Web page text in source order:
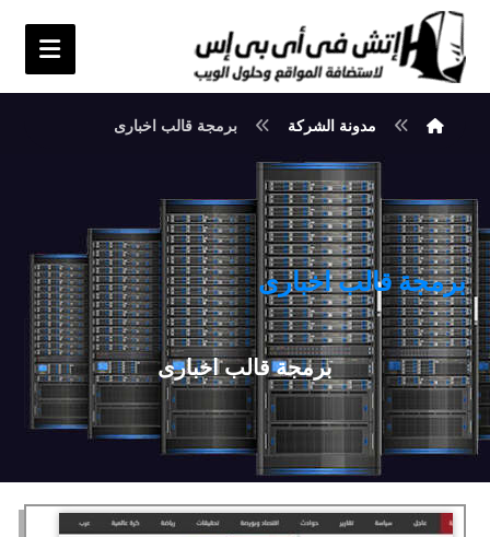
مدونة الشركة برمجة قالب اخبارى
برمجة قالب اخبارى
برمجة قالب اخبارى